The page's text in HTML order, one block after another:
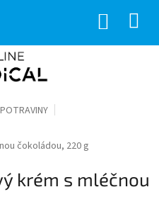
čokoládou, 220 g
krém s mléčnou